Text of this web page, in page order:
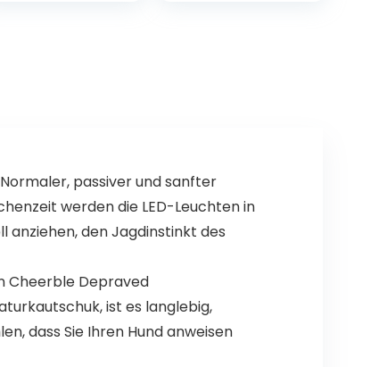
passiver und sanfter
werden die LED-Leuchten in
anziehen, den Jagdinstinkt des
Cheerble Depraved
ist es langlebig,
dass Sie Ihren Hund anweisen